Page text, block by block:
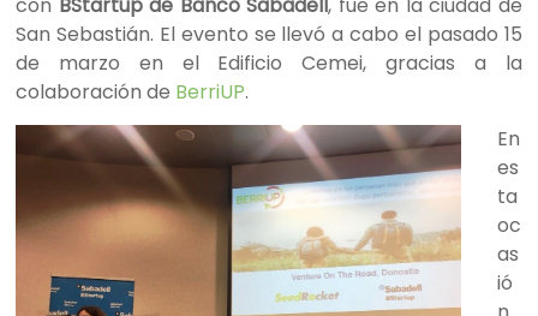
en
España
para
startups
TIC
inicial
San Sebastián. El evento se llevó a cabo el pasado 15
de marzo en el Edificio Cemei, gracias a la
colaboración de BerriUP.
En
es
ta
oc
as
ió